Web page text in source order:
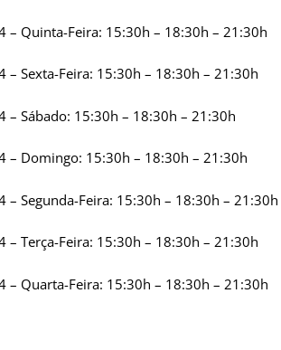
– Quinta-Feira: 15:30h – 18:30h – 21:30h
– Sexta-Feira: 15:30h – 18:30h – 21:30h
– Sábado: 15:30h – 18:30h – 21:30h
– Domingo: 15:30h – 18:30h – 21:30h
– Segunda-Feira: 15:30h – 18:30h – 21:30h
– Terça-Feira: 15:30h – 18:30h – 21:30h
– Quarta-Feira: 15:30h – 18:30h – 21:30h